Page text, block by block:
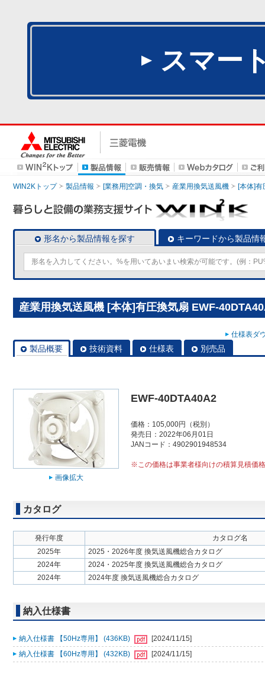
スマー
WIN2Kトップ 製品情報 [業務用]空調・換気 産業用換気送風機 [本体]有
形名から製品情報を探す キーワードから製品情
産業用換気送風機 [本体]有圧換気扇 EWF-
仕様表ダ
製品概要 技術資料 仕様表 別売品
画像拡大
EWF-40DTA40A2
価格：105,000円（税別）
発売日：2022年06月01日
JANコード：4902901948534
※この価格は事業者様向けの積算見積価
カタログ
発行年度
カタログ名
2025年
2025・2026年度 換気送風機総合カタログ
2024年
2024・2025年度 換気送風機総合カタログ
2024年
2024年度 換気送風機総合カタログ
納入仕様書
納入仕様書 【50Hz専用】 (436KB)
[2024/11/15]
納入仕様書 【60Hz専用】 (432KB)
[2024/11/15]